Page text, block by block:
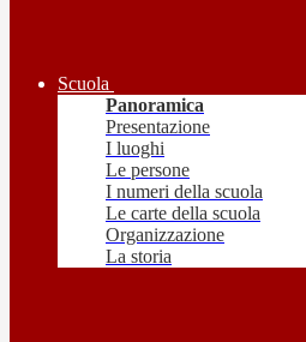
Scuola
Panoramica
Presentazione
I luoghi
Le persone
I numeri della scuola
Le carte della scuola
Organizzazione
La storia